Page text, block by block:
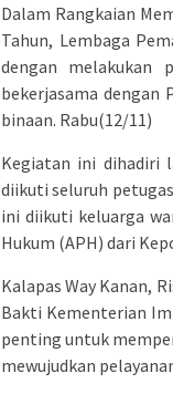
Dalam Rangkaian
Tahun, Lembaga
dengan melakukan
bekerjasama dengan
binaan. Rabu(12/11)
Kegiatan ini dihadiri
diikuti seluruh
ini diikuti keluarga
Hukum (APH) dari
Kalapas Way Kanan,
Bakti Kementerian
penting untuk
mewujudkan